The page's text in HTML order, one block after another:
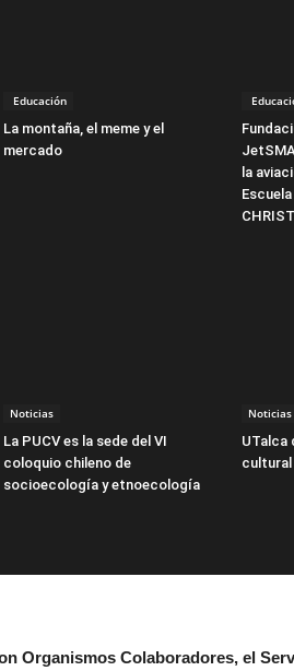
Educación
La montaña, el meme y el
mercado
la
Noticias
La PUCV es la sede del VI
coloquio chileno de
socioecología y etnoecología
Noticias
UTalca
Organismos Colaboradores, el